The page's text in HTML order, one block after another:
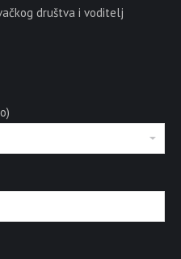
društva i voditelj